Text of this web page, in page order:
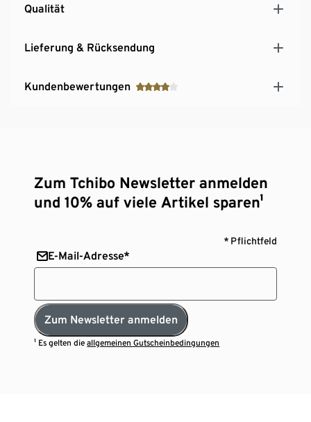
Qualität
Lieferung & Rücksendung
Kundenbewertungen
Zum Tchibo Newsletter anmelden
und 10% auf viele Artikel sparen¹
* Pflichtfeld
E-Mail-Adresse*
Zum Newsletter anmelden
¹ Es gelten dieallgemeinen Gutscheinbedingungen